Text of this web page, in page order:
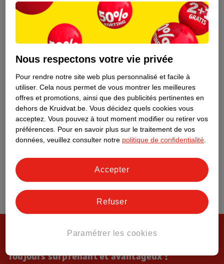
Toujours surprenant et avantageux !
Nous respectons votre vie privée
Pour rendre notre site web plus personnalisé et facile à
utiliser. Cela nous permet de vous montrer les meilleures
offres et promotions, ainsi que des publicités pertinentes en
dehors de Kruidvat.be. Vous décidez quels cookies vous
acceptez. Vous pouvez à tout moment modifier ou retirer vos
préférences. Pour en savoir plus sur le traitement de vos
données, veuillez consulter notre politique de confidentialité
Paramétrer les cookies
Refuser
Accepter